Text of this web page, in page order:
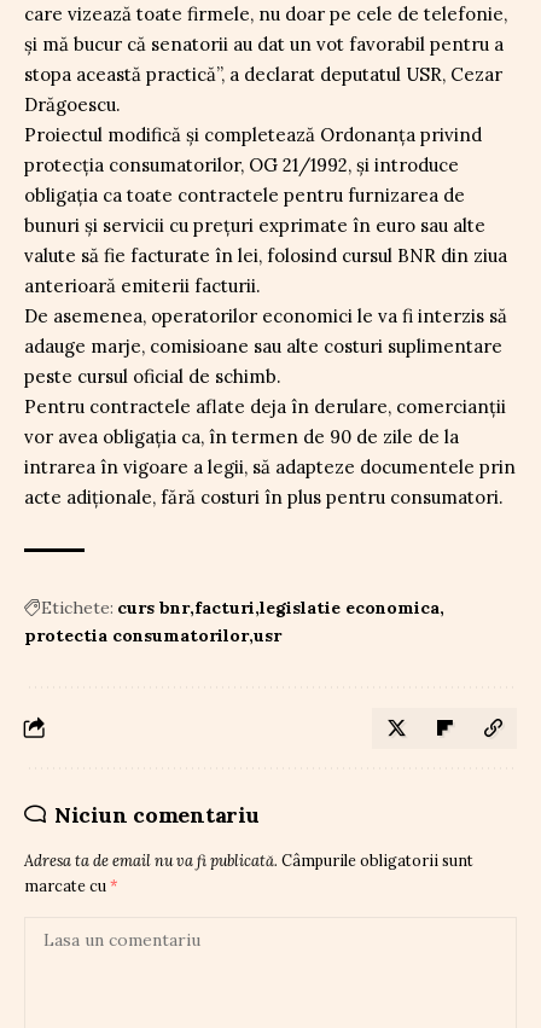
care vizează toate firmele, nu doar pe cele de telefonie,
și mă bucur că senatorii au dat un vot favorabil pentru a
stopa această practică”, a declarat deputatul USR, Cezar
Drăgoescu.
Proiectul modifică și completează Ordonanța privind
protecția consumatorilor, OG 21/1992, și introduce
obligația ca toate contractele pentru furnizarea de
bunuri și servicii cu prețuri exprimate în euro sau alte
valute să fie facturate în lei, folosind cursul BNR din ziua
anterioară emiterii facturii.
De asemenea, operatorilor economici le va fi interzis să
adauge marje, comisioane sau alte costuri suplimentare
peste cursul oficial de schimb.
Pentru contractele aflate deja în derulare, comercianții
vor avea obligația ca, în termen de 90 de zile de la
intrarea în vigoare a legii, să adapteze documentele prin
acte adiționale, fără costuri în plus pentru consumatori.
Etichete: curs bnr facturi legislatie economica
protectia consumatorilor usr
Niciun comentariu
Adresa ta de email nu va fi publicată. Câmpurile obligatorii sunt
marcate cu *